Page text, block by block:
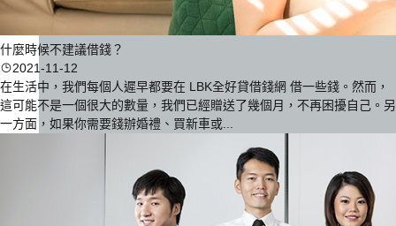
什麼時候不建議借錢？
2021-11-12
在生活中，我們每個人遲早都要在 LBK全好貸借錢網 借一些錢。然而，
這可能不是一個很大的數量，我們已經贈送了幾個月，不再困擾自己。另
一方面，如果你需要錢辦婚禮、買新車或...